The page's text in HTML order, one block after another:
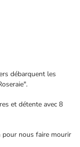
débarquent les
et détente avec 8
pour nous faire mourir